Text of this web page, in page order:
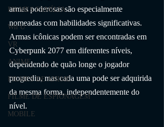
FILMES FAMÍLIA
Wii U
VR
ANIME
FILMES DE ANIME
FILME DE ESPIONAGEM
MOBILE
armas poderosas são especialmente
nomeadas com habilidades significativas.
Armas icônicas podem ser encontradas em
Cyberpunk 2077 em diferentes níveis,
dependendo de quão longe o jogador
progrediu, mas cada uma pode ser adquirida
da mesma forma, independentemente do
nível.